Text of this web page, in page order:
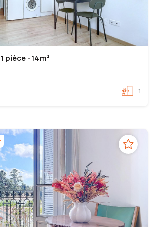
pièce - 14m²
1